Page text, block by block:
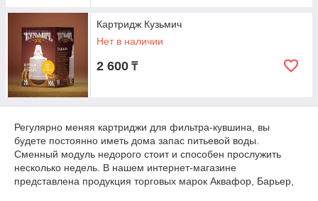
Картридж Кузьмич
Нет в наличии
2 600 ₸
Регулярно меняя картриджи для фильтра-кувшина, вы
будете постоянно иметь дома запас питьевой воды.
Сменный модуль недорого стоит и способен прослужить
несколько недель. В нашем интернет-магазине
представлена продукция торговых марок Аквафор, Барьер,